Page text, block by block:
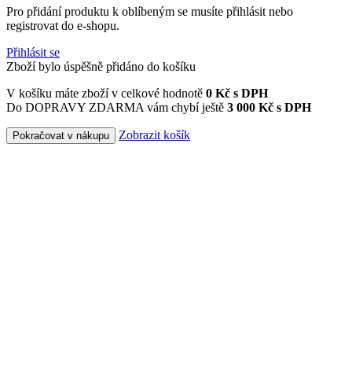
Pro přidání produktu k oblíbeným se musíte přihlásit nebo
registrovat do e-shopu.
Přihlásit se
Zboží bylo úspěšně přidáno do košíku
V košíku máte zboží v celkové hodnotě 0 Kč s DPH
Do DOPRAVY ZDARMA vám chybí ještě 3 000 Kč s DPH
Pokračovat v nákupu Zobrazit košík